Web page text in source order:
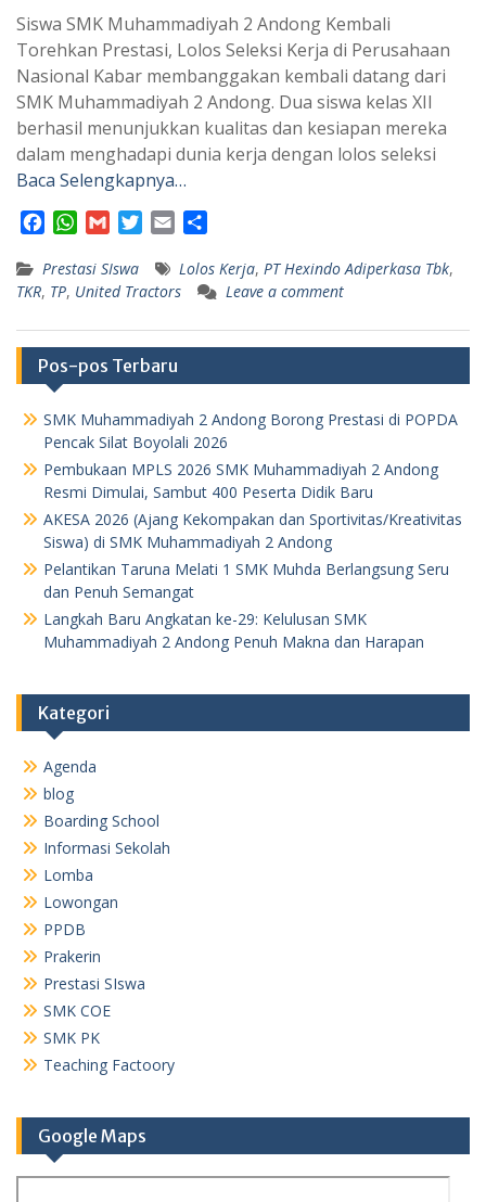
Siswa SMK Muhammadiyah 2 Andong Kembali
Torehkan Prestasi, Lolos Seleksi Kerja di Perusahaan
Nasional Kabar membanggakan kembali datang dari
SMK Muhammadiyah 2 Andong. Dua siswa kelas XII
berhasil menunjukkan kualitas dan kesiapan mereka
dalam menghadapi dunia kerja dengan lolos seleksi
Baca Selengkapnya…
c
e
o
o
k
W
a
t
A
p
p
a
i
t
e
r
a
i
a
r
Prestasi SIswa Lolos Kerja, PT Hexindo Adiperkasa Tbk,
TKR, TP, United Tractors Leave a comment
Pos-pos Terbaru
SMK Muhammadiyah 2 Andong Borong Prestasi di POPDA
Pencak Silat Boyolali 2026
Pembukaan MPLS 2026 SMK Muhammadiyah 2 Andong
Resmi Dimulai, Sambut 400 Peserta Didik Baru
AKESA 2026 (Ajang Kekompakan dan Sportivitas/Kreativitas
Siswa) di SMK Muhammadiyah 2 Andong
Pelantikan Taruna Melati 1 SMK Muhda Berlangsung Seru
dan Penuh Semangat
Langkah Baru Angkatan ke-29: Kelulusan SMK
Muhammadiyah 2 Andong Penuh Makna dan Harapan
Kategori
Agenda
blog
Boarding School
Informasi Sekolah
Lomba
Lowongan
PPDB
Prakerin
Prestasi SIswa
SMK COE
SMK PK
Teaching Factoory
Google Maps